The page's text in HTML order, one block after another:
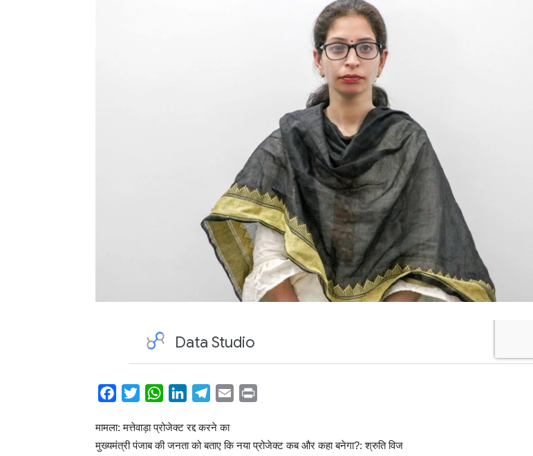
Facebook
TwitterWhatsAppLinkedInTelegram
Email
मामला: मत्तेवाड़ा प्रोजेक्ट रद्द करने का
मुख्यमंत्री पंजाब की जनता को बताए कि नया प्रोजेक्ट कब और कहा बनेगा?: श्रुति विज